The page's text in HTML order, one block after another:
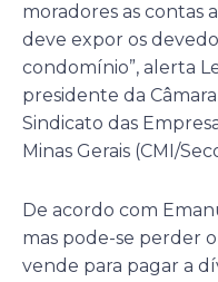
moradores as contas
deve expor os
condomínio”, alerta
presidente da
Sindicato das
Minas Gerais (CMI/
De acordo com
mas pode-se perder
vende para pagar a